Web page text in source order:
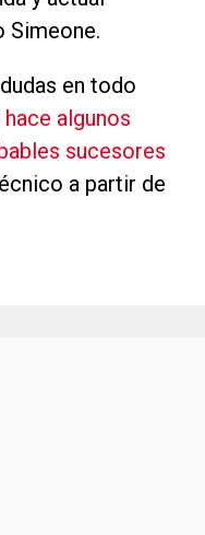
Simeone.
en todo
algunos
sucesores
a partir de